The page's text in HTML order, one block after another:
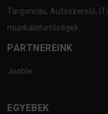
Targoncás, Autószerelő,
munkalehetőségek
PARTNEREINK
Jooble
EGYEBEK